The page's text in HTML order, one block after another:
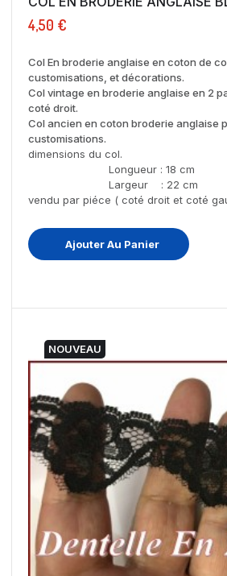
4,50 €
Col En broderie anglaise en coton de
customisations, et décorations.
Col vintage en broderie anglaise en 2
coté droit.
Col ancien en coton broderie anglaise
customisations.
dimensions du col.
Longueur : 18 cm
Largeur : 22 cm
vendu par piéce ( coté droit et coté
Ajouter Au Panier
NOUVEAU